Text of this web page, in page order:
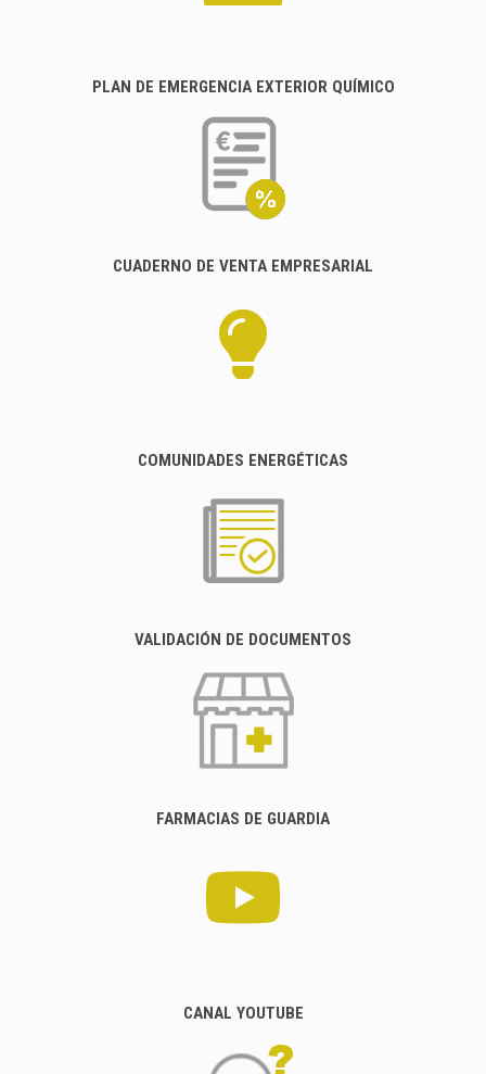
PLAN DE EMERGENCIA EXTERIOR QUÍMICO
CUADERNO DE VENTA EMPRESARIAL
COMUNIDADES ENERGÉTICAS
VALIDACIÓN DE DOCUMENTOS
FARMACIAS DE GUARDIA
CANAL YOUTUBE